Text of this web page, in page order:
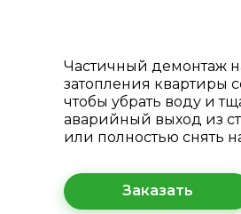
Частичный демонтаж
затопления квартиры
чтобы убрать воду и
аварийный выход из
или полностью снять
Заказать